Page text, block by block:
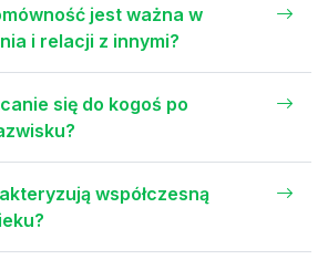
jest ważna w
i relacji z innymi?
się do kogoś po
współczesną